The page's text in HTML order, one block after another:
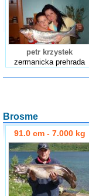
petr krzystek
zermanicka prehrada
Brosme
91.0 cm - 7.000 kg